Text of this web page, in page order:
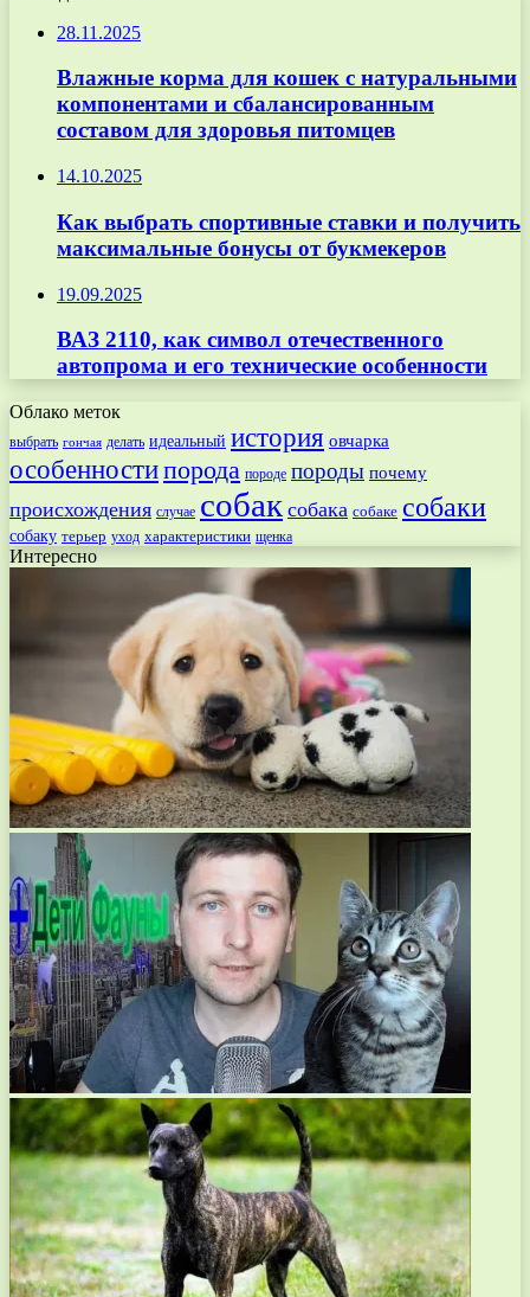
28.11.2025
Влажные корма для кошек с натуральными
компонентами и сбалансированным
составом для здоровья питомцев
14.10.2025
Как выбрать спортивные ставки и получить
максимальные бонусы от букмекеров
19.09.2025
ВАЗ 2110, как символ отечественного
автопрома и его технические особенности
Облако меток
выбрать гончая делать идеальный история овчарка
особенностипорода породе породы почему
происхождения случае собак собака собаке собаки
собаку терьер уход характеристики щенка
Интересно